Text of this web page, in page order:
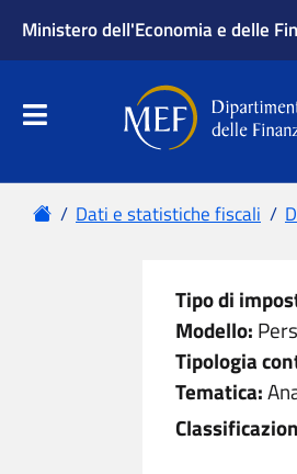
Ministero dell'Economia e delle
Apri menu
Dipartimento delle
Menu principale
HomeDati e statistiche fiscali
Tipo di
Modello:
Tipologia
Tematica: